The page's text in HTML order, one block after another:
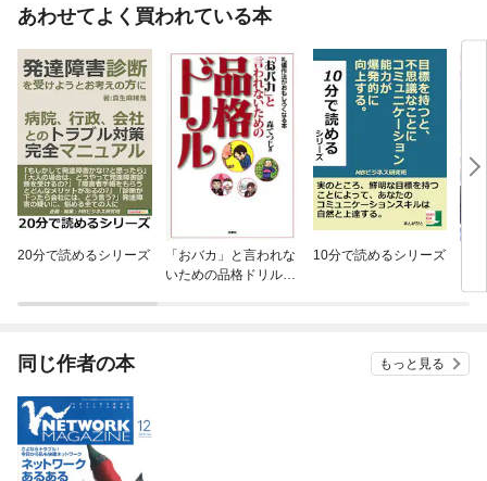
あわせてよく買われている本
20分で読めるシリーズ
「おバカ」と言われな
いための品格ドリル
10分で読めるシリーズ
ラ
同じ作者の本 もっと見る